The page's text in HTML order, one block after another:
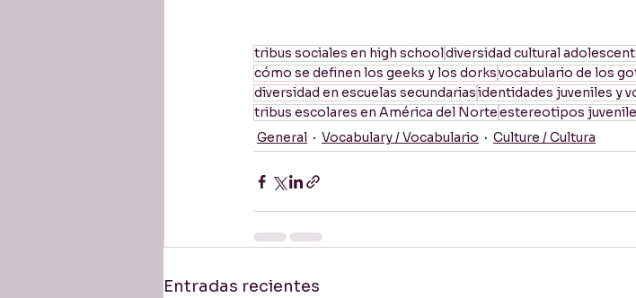
tribus sociales en high schooldiversidad cultural
cómo se definen los geeks y los dorksvocabulario de los
diversidad en escuelas secundariasidentidades juveniles y
tribus escolares en América del Norteestereotipos
General
Vocabulary / Vocabulario Culture / Cultura
Entradas recientes